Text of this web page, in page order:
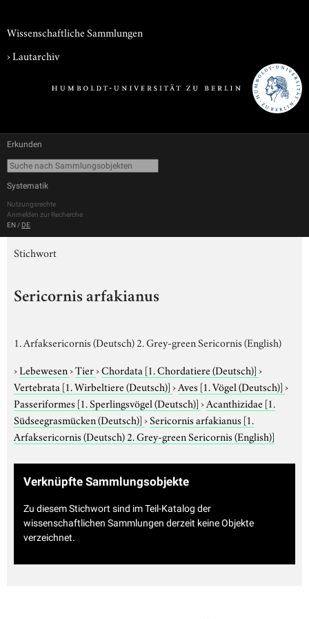
Wissenschaftliche Sammlungen
›Lautarchiv
Erkunden
Systematik
Nutzungsrechte
Anmelden zur Recherche
EN / DE
Stichwort
Sericornis arfakianus
1. Arfaksericornis (Deutsch) 2. Grey-green Sericornis (English)
›Lebewesen›Tier›Chordata [1. Chordatiere (Deutsch)]›
Vertebrata [1. Wirbeltiere (Deutsch)]›Aves [1. Vögel (Deutsch)]›
Passeriformes [1. Sperlingsvögel (Deutsch)]›Acanthizidae [1.
Südseegrasmücken (Deutsch)]›Sericornis arfakianus [1.
Arfaksericornis (Deutsch) 2. Grey-green Sericornis (English)]
Verknüpfte Sammlungsobjekte
Zu diesem Stichwort sind im Teil-Katalog der
wissenschaftlichen Sammlungen derzeit keine Objekte
verzeichnet.